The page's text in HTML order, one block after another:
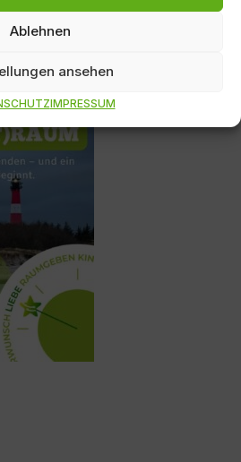
Ablehnen
ansehen
IMPRESSUM
Abschied?